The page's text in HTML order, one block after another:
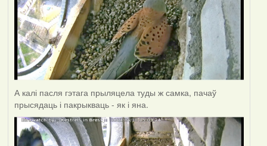
А калі пасля гэтага прыляцела туды ж самка, пачаў
прысядаць і пакрыкваць - як і яна.